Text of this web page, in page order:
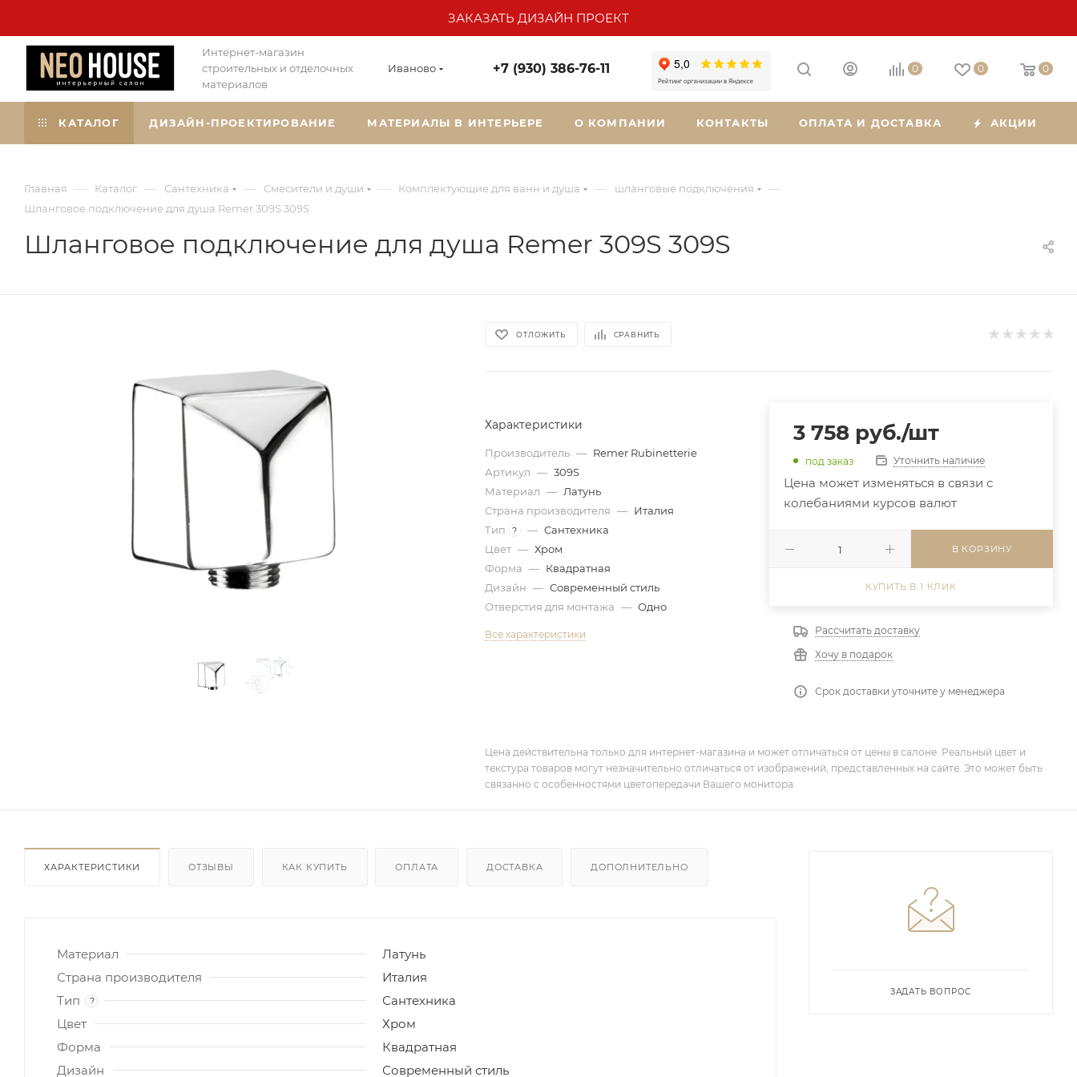
ЗАКАЗАТЬ ДИЗАЙН ПРОЕКТ
Интернет-магазин
строительных и отделочных
материалов
Иваново +7 (930) 386-76-11 0 0 0
КАТАЛОГ ДИЗАЙН-ПРОЕКТИРОВАНИЕ МАТЕРИАЛЫ В ИНТЕРЬЕРЕ О КОМПАНИИ КОНТАКТЫ ОПЛАТА И ДОСТАВКА АКЦИИ
Главная — Каталог — Сантехника — Смесители и души — Комплектующие для ванн и душа — шланговые подключения —
Шланговое подключение для душа Remer 309S 309S
Шланговое подключение для душа Remer 309S 309S
ОТЛОЖИТЬ СРАВНИТЬ
Характеристики
Производитель — Remer Rubinetterie
Артикул — 309S
Материал — Латунь
Страна производителя — Италия
Тип
? — Сантехника
Цвет — Хром
Форма — Квадратная
Дизайн — Современный стиль
Отверстия для монтажа — Одно
Все характеристики
3 758руб./шт
под заказ Уточнить наличие
Цена может изменяться в связи с
колебаниями курсов валют
В КОРЗИНУ
КУПИТЬ В 1 КЛИК
Рассчитать доставку
Хочу в подарок
Срок доставки уточните у менеджера
Цена действительна только для интернет-магазина и может отличаться от цены в салоне. Реальный цвет и
текстура товаров могут незначительно отличаться от изображений, представленных на сайте. Это может быть
связанно с особенностями цветопередачи Вашего монитора.
ХАРАКТЕРИСТИКИ ОТЗЫВЫ КАК КУПИТЬ ОПЛАТА ДОСТАВКА ДОПОЛНИТЕЛЬНО
Материал
Латунь
Страна производителя
Италия
Тип
?
Сантехника
Цвет
Хром
Форма
Квадратная
Дизайн
Современный стиль
ЗАДАТЬ ВОПРОС